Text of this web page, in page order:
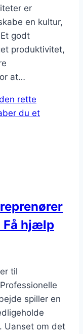
er
en kultur,
godt
produktivitet,
at…
rette
du et
Få hjælp
til
spiller en
Uanset om det